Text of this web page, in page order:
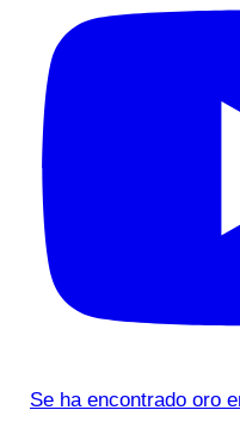
Se ha encontrado oro